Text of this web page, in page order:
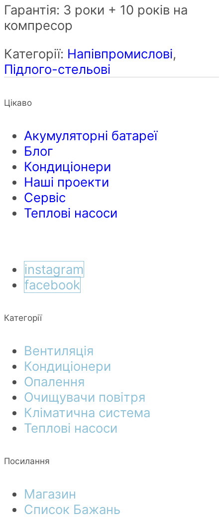
Гарантія: 3 роки + 10 років на
компресор
Категорії: Напівпромислові,
Підлого-стельові
Цікаво
Акумуляторні батареї
Блог
Кондиціонери
Наші проекти
Сервіс
Теплові насоси
instagram
facebook
Категорії
Вентиляція
Кондиціонери
Опалення
Очищувачи повітря
Кліматична система
Теплові насоси
Посилання
Магазин
Список Бажань